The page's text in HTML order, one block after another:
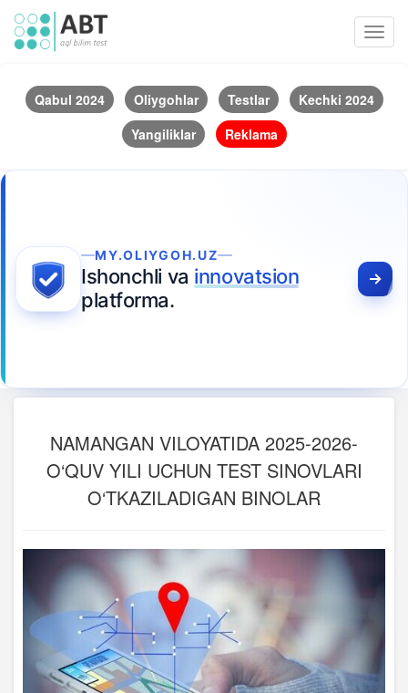
Qabul 2024 Oliygohlar Testlar
Kechki 2024
Yangiliklar
Reklama
MY.OLIYGOH.UZ
Ishonchli va innovatsion
platforma.
NAMANGAN VILOYATIDA 2025-2026-
O‘QUV YILI UCHUN TEST SINOVLARI
O‘TKAZILADIGAN BINOLAR